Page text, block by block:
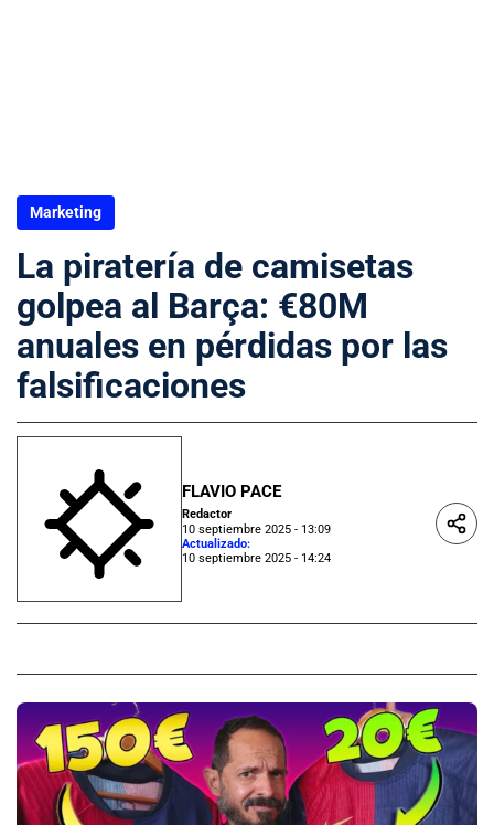
Marketing
La piratería de camisetas
golpea al Barça: €80M
anuales en pérdidas por las
falsificaciones
FLAVIO PACE
Redactor
10 septiembre 2025 - 13:09
Actualizado:
10 septiembre 2025 - 14:24